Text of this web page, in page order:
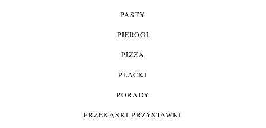
PASTY
PIEROGI
PIZZA
PLACKI
PORADY
PRZEKĄSKI PRZYSTAWKI